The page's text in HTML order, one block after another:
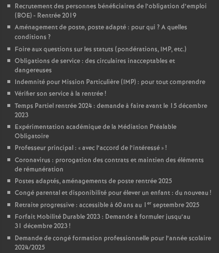
Recrutement des personnes bénéficiaires de l’obligation d’emploi
(BOE) - Rentrée 2019
Aménagement de poste, poste adapté : pour qui ? A quelles
conditions ?
Foire aux questions sur les statuts (pondérations, IMP, etc.)
Obligations de service : des circulaires inacceptables et
dangereuses
Indemnité pour Mission Particulière (IMP) : pour tout comprendre
Vérifier son service à la rentrée!
Temps Partiel rentrée 2024 : demande à faire avant le 15 décembre
2023
Expérimentation académique de la Médiation Préalable
Obligatoire
Professeur principal : «avec l’accord de l’intéressé»!
Coronavirus : prorogation des contrats et maintien des éléments
de rémunération
Postes adaptés, aménagements de poste rentrée 2025
Congé parental et disponibilité pour élever un enfant : du nouveau!
Retraite progressive : accessible à 60 ans au 1 er septembre 2025
Forfait Mobilité Durable 2023 : Demande à formuler jusqu’au
31 décembre 2023!
Demande de congé formation professionnelle pour l’année scolaire
2024/2025